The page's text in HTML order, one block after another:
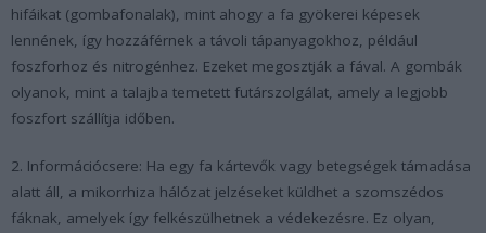
hifáikat (gombafonalak), mint ahogy a fa gyökerei képesek
lennének, így hozzáférnek a távoli tápanyagokhoz, például
foszforhoz és nitrogénhez. Ezeket megosztják a fával. A gombák
olyanok, mint a talajba temetett futárszolgálat, amely a legjobb
foszfort szállítja időben.
2. Információcsere: Ha egy fa kártevők vagy betegségek támadása
alatt áll, a mikorrhiza hálózat jelzéseket küldhet a szomszédos
fáknak, amelyek így felkészülhetnek a védekezésre. Ez olyan,